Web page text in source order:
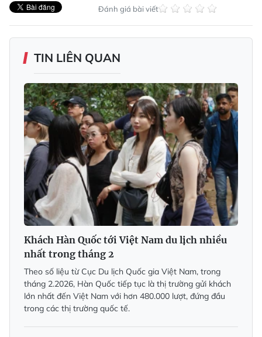
Đánh giá bài viết
TIN LIÊN QUAN
Khách Hàn Quốc tới Việt Nam du lịch nhiều
nhất trong tháng 2
Theo số liệu từ Cục Du lịch Quốc gia Việt Nam, trong
tháng 2.2026, Hàn Quốc tiếp tục là thị trường gửi khách
lớn nhất đến Việt Nam với hơn 480.000 lượt, đứng đầu
trong các thị trường quốc tế.